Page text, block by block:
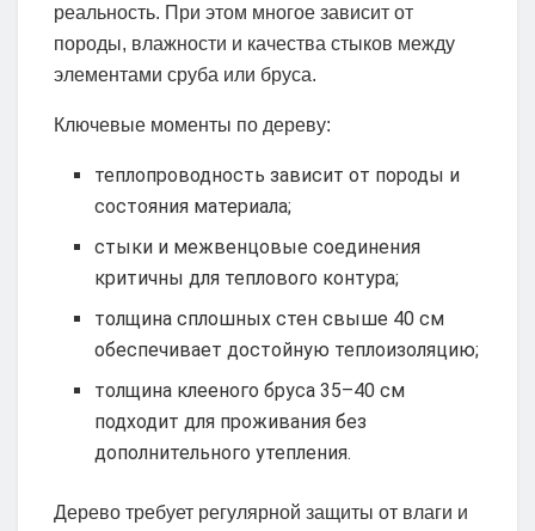
реальность. При этом многое зависит от
породы, влажности и качества стыков между
элементами сруба или бруса.
Ключевые моменты по дереву:
теплопроводность зависит от породы и
состояния материала;
стыки и межвенцовые соединения
критичны для теплового контура;
толщина сплошных стен свыше 40 см
обеспечивает достойную теплоизоляцию;
толщина клееного бруса 35–40 см
подходит для проживания без
дополнительного утепления.
Дерево требует регулярной защиты от влаги и